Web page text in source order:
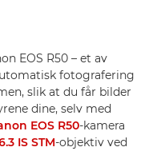
EOS R50 – et av
fotografering
slik at du får bilder
dine, selv med
EOS R50-kamera
IS STM-objektiv ved